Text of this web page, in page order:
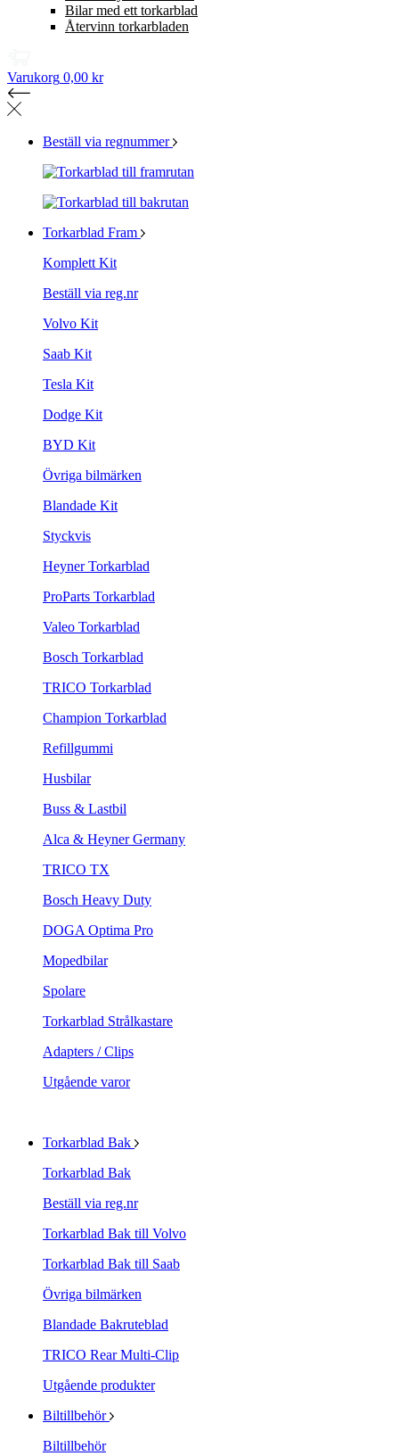
Bilar med ett torkarblad
Återvinn torkarbladen
Varukorg 0,00 kr
Beställ via regnummer
Torkarblad Fram
Komplett Kit
Beställ via reg.nr
Volvo Kit
Saab Kit
Tesla Kit
Dodge Kit
BYD Kit
Övriga bilmärken
Blandade Kit
Styckvis
Heyner Torkarblad
ProParts Torkarblad
Valeo Torkarblad
Bosch Torkarblad
TRICO Torkarblad
Champion Torkarblad
Refillgummi
Husbilar
Buss & Lastbil
Alca & Heyner Germany
TRICO TX
Bosch Heavy Duty
DOGA Optima Pro
Mopedbilar
Spolare
Torkarblad Strålkastare
Adapters / Clips
Utgående varor
Torkarblad Bak
Torkarblad Bak
Beställ via reg.nr
Torkarblad Bak till Volvo
Torkarblad Bak till Saab
Övriga bilmärken
Blandade Bakruteblad
TRICO Rear Multi-Clip
Utgående produkter
Biltillbehör
Biltillbehör